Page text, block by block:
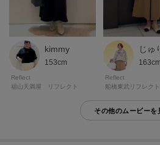
kimmy
153cm
Reflect
福山天満屋 リフレクト
じゅ
163cm
Reflect
船橋東武リフレクト
その他のムービーを